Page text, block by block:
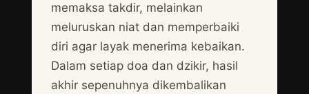
memaksa takdir, melainkan
meluruskan niat dan memperbaiki
diri agar layak menerima kebaikan.
Dalam setiap doa dan dzikir, hasil
akhir sepenuhnya dikembalikan